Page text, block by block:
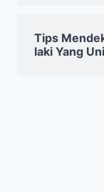
Tips
laki Yang